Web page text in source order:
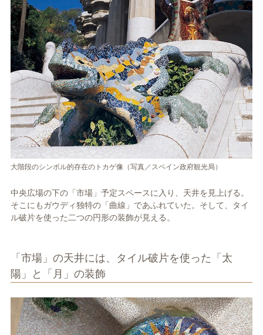
大階段のシンボル的存在のトカゲ像（写真／スペイン政府観光局）
中央広場の下の「市場」予定スペースに入り、天井を見上げる。
そこにもガウディ独特の「曲線」であふれていた。そして、タイ
ル破片を使った二つの円形の装飾が見える。
「市場」の天井には、タイル破片を使った「太
陽」と「月」の装飾